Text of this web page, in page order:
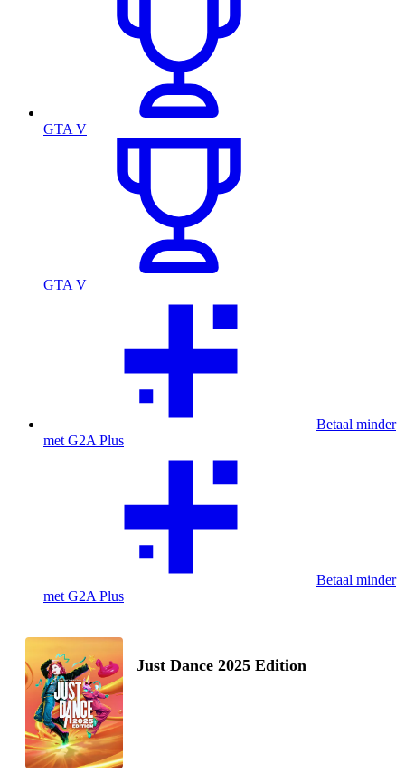
GTA V
GTA V
Betaal minder
met G2A Plus
Betaal minder
met G2A Plus
Just Dance 2025 Edition